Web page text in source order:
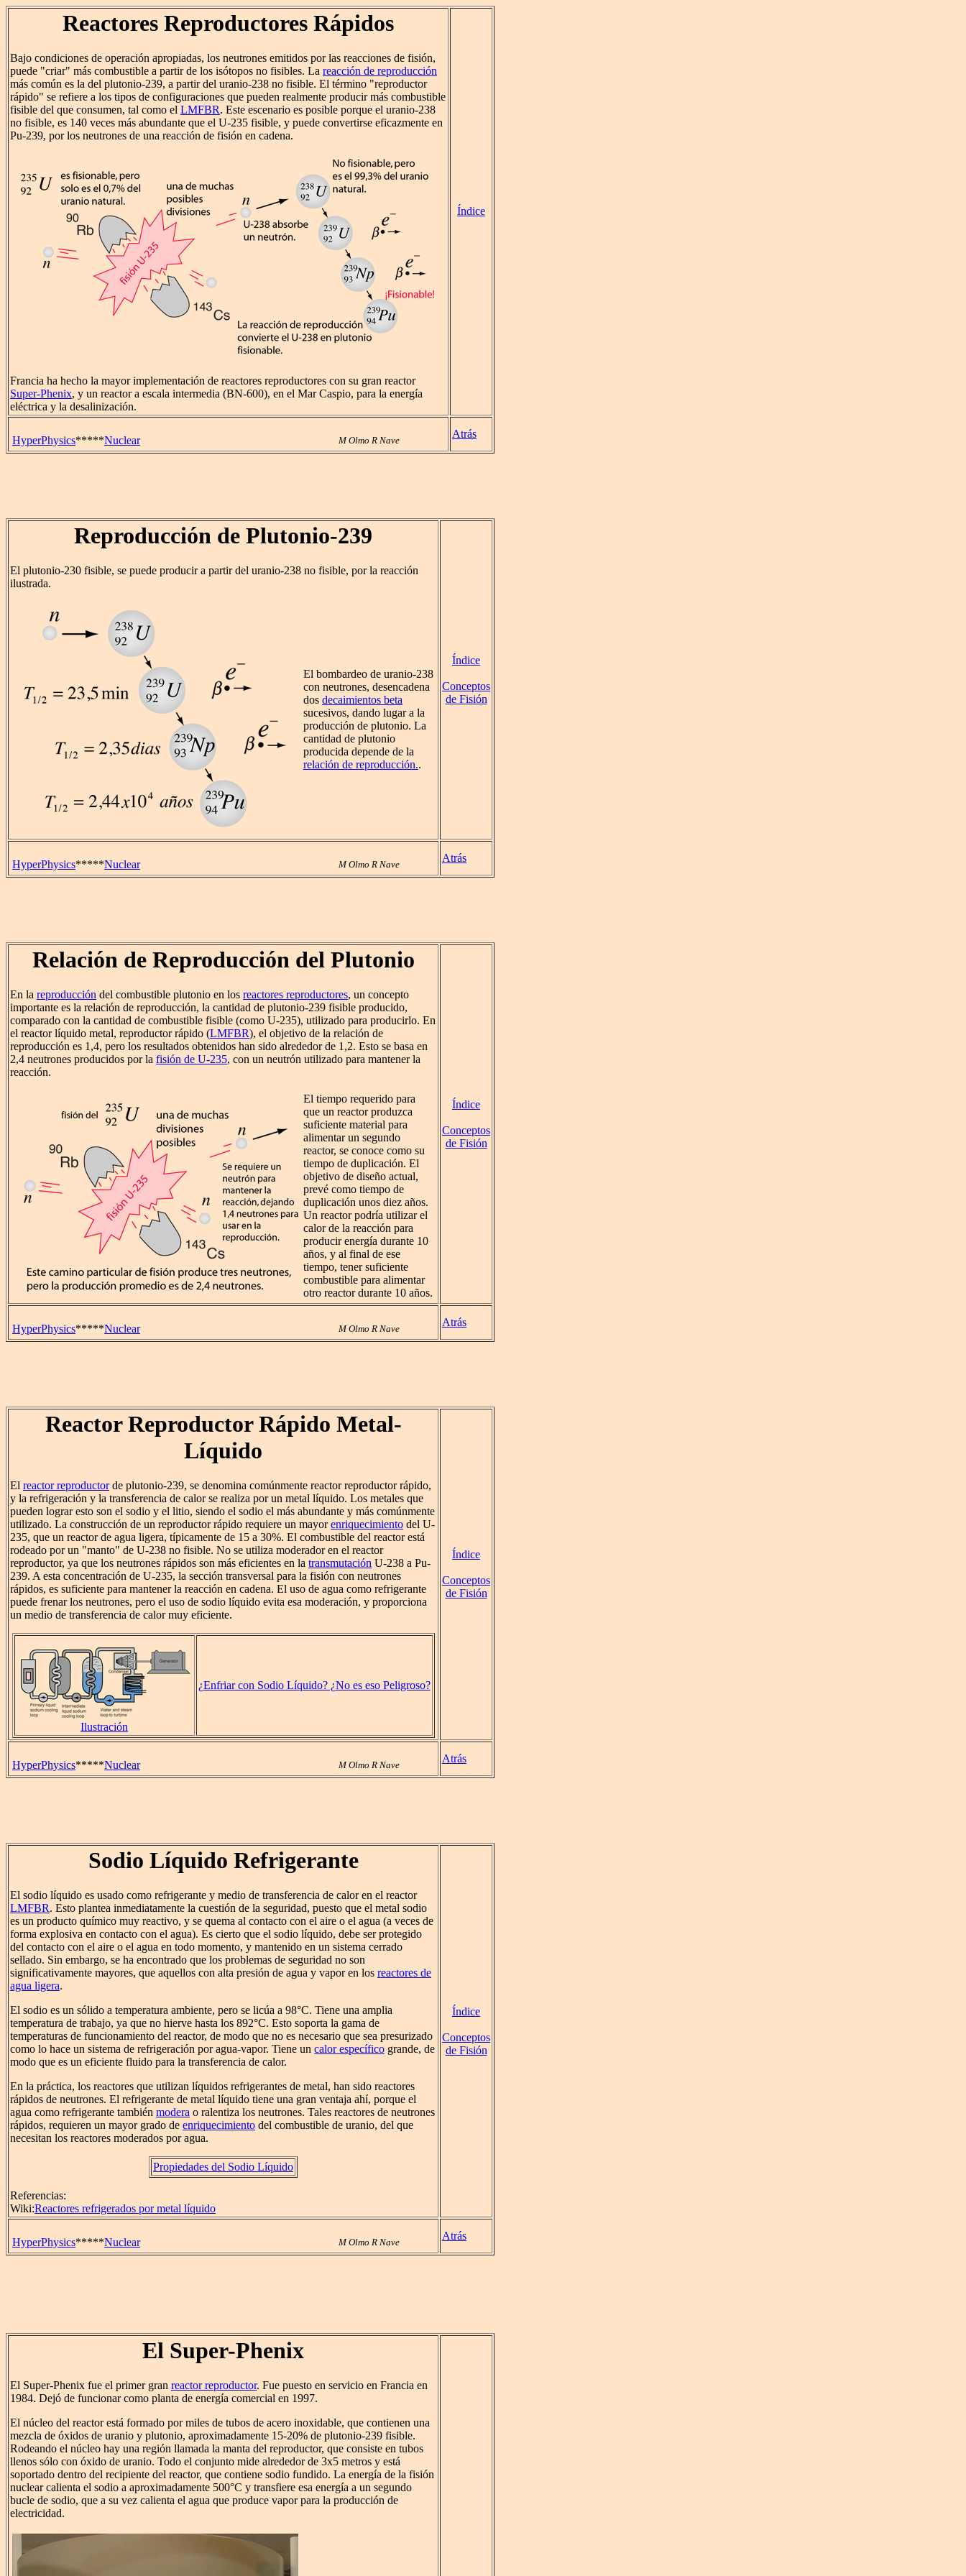
Reactores Reproductores Rápidos
Bajo condiciones de operación apropiadas, los neutrones emitidos por las reacciones de fisión,
puede "criar" más combustible a partir de los isótopos no fisibles. La reacción de reproducción
más común es la del plutonio-239, a partir del uranio-238 no fisible. El término "reproductor
rápido" se refiere a los tipos de configuraciones que pueden realmente producir más combustible
fisible del que consumen, tal como el LMFBR. Este escenario es posible porque el uranio-238
no fisible, es 140 veces más abundante que el U-235 fisible, y puede convertirse eficazmente en
Pu-239, por los neutrones de una reacción de fisión en cadena.
Francia ha hecho la mayor implementación de reactores reproductores con su gran reactor
Super-Phenix, y un reactor a escala intermedia (BN-600), en el Mar Caspio, para la energía
eléctrica y la desalinización.
Índice
HyperPhysics*****Nuclear M Olmo R Nave
Atrás
Reproducción de Plutonio-239
El plutonio-230 fisible, se puede producir a partir del uranio-238 no fisible, por la reacción
ilustrada.
El bombardeo de uranio-238
con neutrones, desencadena
dos decaimientos beta
sucesivos, dando lugar a la
producción de plutonio. La
cantidad de plutonio
producida depende de la
relación de reproducción..
Índice
Conceptos
de Fisión
HyperPhysics*****Nuclear M Olmo R Nave
Atrás
Relación de Reproducción del Plutonio
En la reproducción del combustible plutonio en los reactores reproductores, un concepto
importante es la relación de reproducción, la cantidad de plutonio-239 fisible producido,
comparado con la cantidad de combustible fisible (como U-235), utilizado para producirlo. En
el reactor líquido metal, reproductor rápido (LMFBR), el objetivo de la relación de
reproducción es 1,4, pero los resultados obtenidos han sido alrededor de 1,2. Esto se basa en
2,4 neutrones producidos por la fisión de U-235, con un neutrón utilizado para mantener la
reacción.
El tiempo requerido para
que un reactor produzca
suficiente material para
alimentar un segundo
reactor, se conoce como su
tiempo de duplicación. El
objetivo de diseño actual,
prevé como tiempo de
duplicación unos diez años.
Un reactor podría utilizar el
calor de la reacción para
producir energía durante 10
años, y al final de ese
tiempo, tener suficiente
combustible para alimentar
otro reactor durante 10 años.
Índice
Conceptos
de Fisión
HyperPhysics*****Nuclear M Olmo R Nave
Atrás
Reactor Reproductor Rápido Metal-
Líquido
El reactor reproductorde plutonio-239, se denomina comúnmente reactor reproductor rápido,
y la refrigeración y la transferencia de calor se realiza por un metal líquido. Los metales que
pueden lograr esto son el sodio y el litio, siendo el sodio el más abundante y más comúnmente
utilizado. La construcción de un reproductor rápido requiere un mayorenriquecimiento del U-
235, que un reactor de agua ligera, típicamente de 15 a 30%. El combustible del reactor está
rodeado por un "manto" de U-238 no fisible. No se utiliza moderador en el reactor
reproductor, ya que los neutrones rápidos son más eficientes en la transmutación U-238 a Pu-
239. A esta concentración de U-235, la sección transversal para la fisión con neutrones
rápidos, es suficiente para mantener la reacción en cadena. El uso de agua como refrigerante
puede frenar los neutrones, pero el uso de sodio líquido evita esa moderación, y proporciona
un medio de transferencia de calor muy eficiente.
Ilustración
¿Enfriar con Sodio Líquido? ¿No es eso Peligroso?
Índice
Conceptos
de Fisión
HyperPhysics*****Nuclear M Olmo R Nave
Atrás
Sodio Líquido Refrigerante
El sodio líquido es usado como refrigerante y medio de transferencia de calor en el reactor
LMFBR. Esto plantea inmediatamente la cuestión de la seguridad, puesto que el metal sodio
es un producto químico muy reactivo, y se quema al contacto con el aire o el agua (a veces de
forma explosiva en contacto con el agua). Es cierto que el sodio líquido, debe ser protegido
del contacto con el aire o el agua en todo momento, y mantenido en un sistema cerrado
sellado. Sin embargo, se ha encontrado que los problemas de seguridad no son
significativamente mayores, que aquellos con alta presión de agua y vapor en los reactores de
agua ligera.
El sodio es un sólido a temperatura ambiente, pero se licúa a 98°C. Tiene una amplia
temperatura de trabajo, ya que no hierve hasta los 892°C. Esto soporta la gama de
temperaturas de funcionamiento del reactor, de modo que no es necesario que sea presurizado
como lo hace un sistema de refrigeración por agua-vapor. Tiene un calor específico grande, de
modo que es un eficiente fluido para la transferencia de calor.
En la práctica, los reactores que utilizan líquidos refrigerantes de metal, han sido reactores
rápidos de neutrones. El refrigerante de metal líquido tiene una gran ventaja ahí, porque el
agua como refrigerante también modera o ralentiza los neutrones. Tales reactores de neutrones
rápidos, requieren un mayor grado de enriquecimiento del combustible de uranio, del que
necesitan los reactores moderados por agua.
Propiedades del Sodio Líquido
Referencias:
Wiki:Reactores refrigerados por metal líquido
Índice
Conceptos
de Fisión
HyperPhysics*****Nuclear M Olmo R Nave
Atrás
El Super-Phenix
El Super-Phenix fue el primer gran reactor reproductor. Fue puesto en servicio en Francia en
1984. Dejó de funcionar como planta de energía comercial en 1997.
El núcleo del reactor está formado por miles de tubos de acero inoxidable, que contienen una
mezcla de óxidos de uranio y plutonio, aproximadamente 15-20% de plutonio-239 fisible.
Rodeando el núcleo hay una región llamada la manta del reproductor, que consiste en tubos
llenos sólo con óxido de uranio. Todo el conjunto mide alrededor de 3x5 metros y está
soportado dentro del recipiente del reactor, que contiene sodio fundido. La energía de la fisión
nuclear calienta el sodio a aproximadamente 500°C y transfiere esa energía a un segundo
bucle de sodio, que a su vez calienta el agua que produce vapor para la producción de
electricidad.